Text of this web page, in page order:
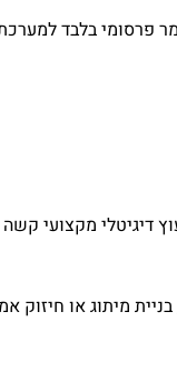
פרסומי בלבד
דיגיטלי מקצועי
מיתוג או חיזוק